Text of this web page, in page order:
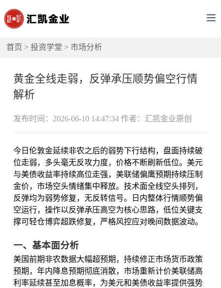
首页 >投资学堂 >市场分析
黄金全线走弱，反弹承压顺势偏空行情
解析
发布时间：2026-06-10 14:47:34 作者：汇凯金业原创
今日伦敦金延续非农之后的弱势下行结构，盘面持续破
位走弱，多头毫无反攻力度，价格不断刷新低位。美元
与美债收益率持续高位走强，美联储偏鹰预期持续压制
金价，市场空头情绪集中释放。技术面全线空头排列，
反弹均为弱势修复，无反转信号。日内整体行情顺势偏
空运行，操作以反弹承压高空为核心思路，低位关键支
撑可轻仓博弈超跌修复，严格风控应对晚间数据波动。
一、基本面分析
美国前期非农数据大幅超预期，持续修正市场货币政策
预期，年内降息预期彻底消散，市场重新计价美联储高
利率延续甚至加息概率，为美元和美债收益率提供强势